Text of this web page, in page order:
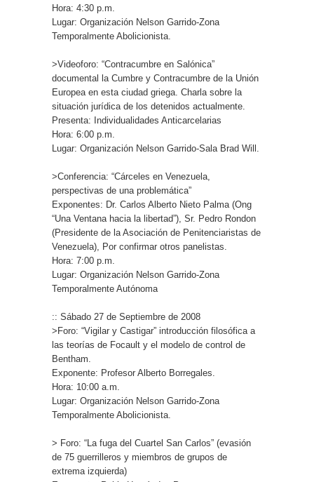
Hora: 4:30 p.m.
Lugar: Organización Nelson Garrido-Zona
Temporalmente Abolicionista.
>Videoforo: “Contracumbre en Salónica”
documental la Cumbre y Contracumbre de la Unión
Europea en esta ciudad griega. Charla sobre la
situación jurídica de los detenidos actualmente.
Presenta: Individualidades Anticarcelarias
Hora: 6:00 p.m.
Lugar: Organización Nelson Garrido-Sala Brad Will.
>Conferencia: “Cárceles en Venezuela,
perspectivas de una problemática”
Exponentes: Dr. Carlos Alberto Nieto Palma (Ong
“Una Ventana hacia la libertad”), Sr. Pedro Rondon
(Presidente de la Asociación de Penitenciaristas de
Venezuela), Por confirmar otros panelistas.
Hora: 7:00 p.m.
Lugar: Organización Nelson Garrido-Zona
Temporalmente Autónoma
:: Sábado 27 de Septiembre de 2008
>Foro: “Vigilar y Castigar” introducción filosófica a
las teorías de Focault y el modelo de control de
Bentham.
Exponente: Profesor Alberto Borregales.
Hora: 10:00 a.m.
Lugar: Organización Nelson Garrido-Zona
Temporalmente Abolicionista.
> Foro: “La fuga del Cuartel San Carlos” (evasión
de 75 guerrilleros y miembros de grupos de
extrema izquierda)